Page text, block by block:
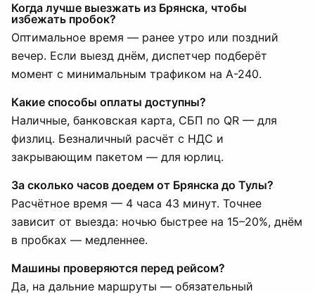
Когда лучше выезжать из Брянска, чтобы
избежать пробок?
Оптимальное время — ранее утро или поздний
вечер. Если выезд днём, диспетчер подберёт
момент с минимальным трафиком на А-240.
Какие способы оплаты доступны?
Наличные, банковская карта, СБП по QR — для
физлиц. Безналичный расчёт с НДС и
закрывающим пакетом — для юрлиц.
За сколько часов доедем от Брянска до Тулы?
Расчётное время — 4 часа 43 минут. Точнее
зависит от выезда: ночью быстрее на 15–20%, днём
в пробках — медленнее.
Машины проверяются перед рейсом?
Да, на дальние маршруты — обязательный